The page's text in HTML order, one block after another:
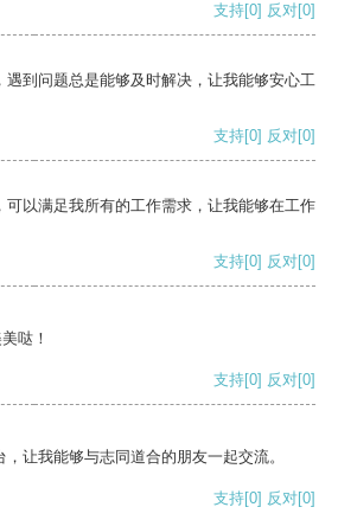
支持[0] 反对[0]
遇到问题总是能够及时解决，让我能够安心工
支持[0] 反对[0]
可以满足我所有的工作需求，让我能够在工作
支持[0] 反对[0]
哒！
支持[0] 反对[0]
让我能够与志同道合的朋友一起交流。
支持[0] 反对[0]